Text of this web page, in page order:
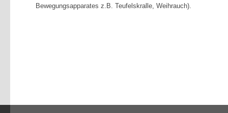
Bewegungsapparates z.B. Teufelskralle, Weihrauch).